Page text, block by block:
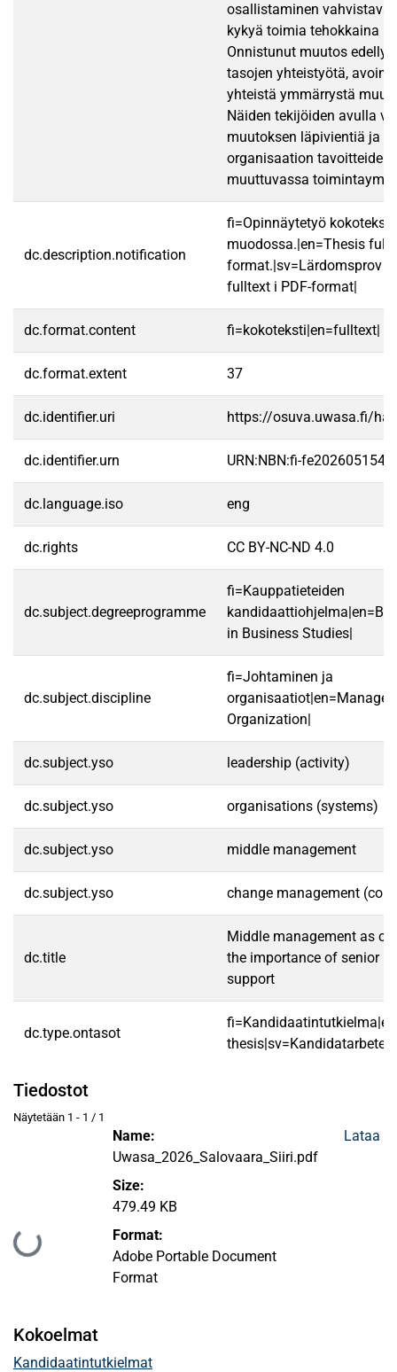
osallistaminen
kykyä toimia tehokkaina
Onnistunut muutos
tasojen yhteistyötä,
yhteistä ymmärrystä
Näiden tekijöiden avulla
muutoksen läpivientiä ja
organisaation tavoitteiden
muuttuvassa
dc.description.notification
fi=Opinnäytetyö
muodossa.|en=Thesis
format.|sv=Lärdomsprov
fulltext i PDF-format|
dc.format.content fi=kokoteksti|en=fulltext|
dc.format.extent 37
dc.identifier.uri https://osuva.uwasa.fi/
dc.identifier.urn URN:NBN:fi-
dc.language.iso eng
dc.rights CC BY-NC-ND 4.0
dc.subject.degreeprogramme
fi=Kauppatieteiden
in Business Studies|
dc.subject.discipline
fi=Johtaminen ja
Organization|
dc.subject.yso leadership (activity)
dc.subject.yso organisations (systems)
dc.subject.yso middle management
dc.subject.yso change management
dc.title
Middle management as
the importance of senior
support
dc.type.ontasot
thesis|sv=Kandidatarbete|
Tiedostot
Näytetään 1 - 1 / 1
Ladataan...
Name:
Uwasa_2026_Salovaara_Siiri.pdf
Size:
479.49 KB
Format:
Adobe Portable Document
Format
Lataa
Kokoelmat
Kandidaatintutkielmat